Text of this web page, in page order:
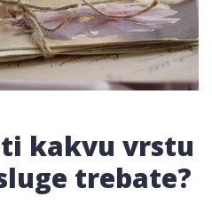
kakvu vrstu
trebate?